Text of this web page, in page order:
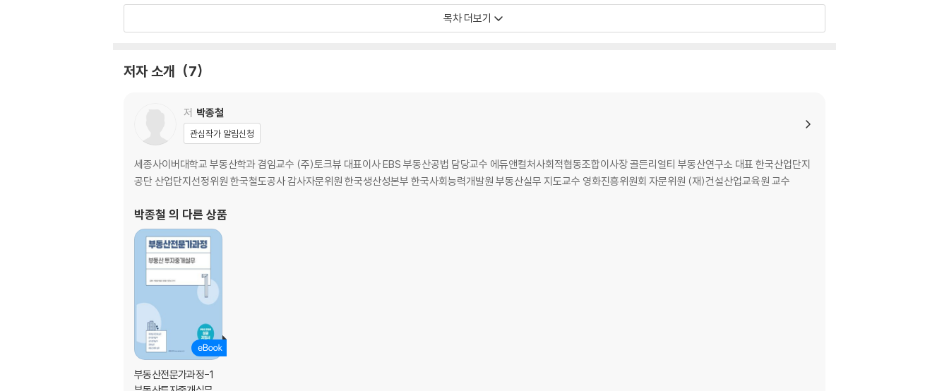
제2강 풍수지리 이론체계
제4강 낙서구궁도와 구성의 활용
Part 2 청약통장 실무(아파트 분양)
1 청약통장의 이해
3 규제지역의 이해
4 주택의 공급 (특별공급)
5 소득기준 (①+②+③+④)
6 사전청약 및 전매제한
Part 4 개발계획분석
제1강 부동산관련 행정계획의 체계
제2강 국토종합계획
제4강 광역도시계획
목차 더보기
저자 소개 7
저 박종철
관심작가 알림신청
세종사이버대학교 부동산학과 겸임교수 (주)토크뷰 대표이사 EBS 부동산공법 담당교수 에듀앤컬처사회적협동조합이사장 골든리얼티 부동산연구소 대표 한국산업단지
공단 산업단지선정위원 한국철도공사 감사자문위원 한국생산성본부 한국사회능력개발원 부동산실무 지도교수 영화진흥위원회 자문위원 (재)건설산업교육원 교수
박종철 의 다른 상품
부동산전문가과정-1